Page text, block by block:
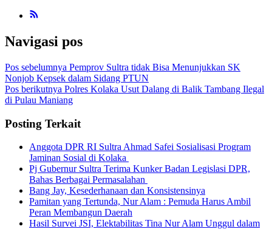
Navigasi pos
Pos sebelumnya Pemprov Sultra tidak Bisa Menunjukkan SK
Nonjob Kepsek dalam Sidang PTUN
Pos berikutnya Polres Kolaka Usut Dalang di Balik Tambang Ilegal
di Pulau Maniang
Posting Terkait
Anggota DPR RI Sultra Ahmad Safei Sosialisasi Program
Jaminan Sosial di Kolaka
Pj Gubernur Sultra Terima Kunker Badan Legislasi DPR,
Bahas Berbagai Permasalahan
Bang Jay, Kesederhanaan dan Konsistensinya
Pamitan yang Tertunda, Nur Alam : Pemuda Harus Ambil
Peran Membangun Daerah
Hasil Survei JSI, Elektabilitas Tina Nur Alam Unggul dalam